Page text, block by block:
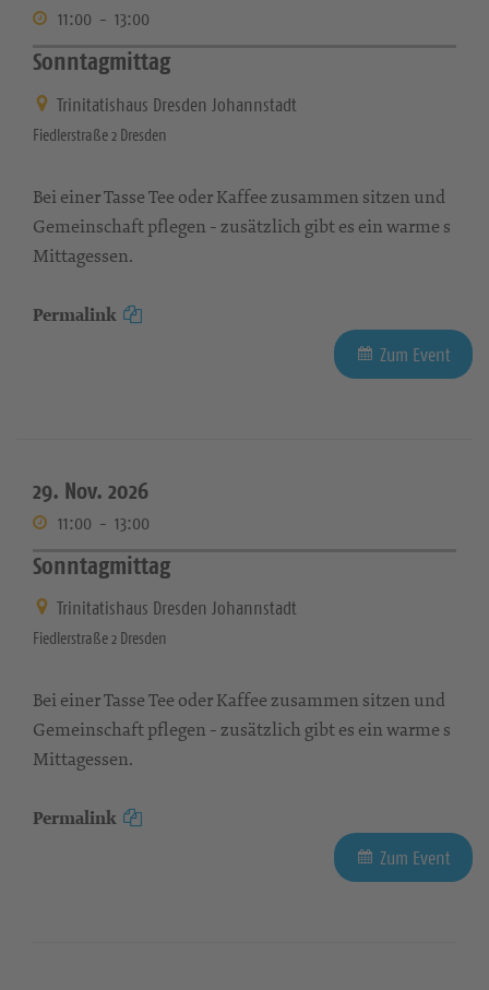
11:00 - 13:00
Sonntagmittag
Trinitatishaus Dresden Johannstadt
Fiedlerstraße 2 Dresden
Bei einer Tasse Tee oder Kaffee zusammen sitzen und
Gemeinschaft pflegen - zusätzlich gibt es ein warme s
Mittagessen.
Permalink
Zum Event
29. Nov. 2026
11:00 - 13:00
Sonntagmittag
Trinitatishaus Dresden Johannstadt
Fiedlerstraße 2 Dresden
Bei einer Tasse Tee oder Kaffee zusammen sitzen und
Gemeinschaft pflegen - zusätzlich gibt es ein warme s
Mittagessen.
Permalink
Zum Event